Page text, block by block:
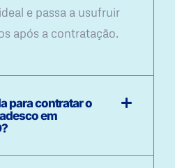
e passa a usufruir
após a contratação.
para contratar o
em